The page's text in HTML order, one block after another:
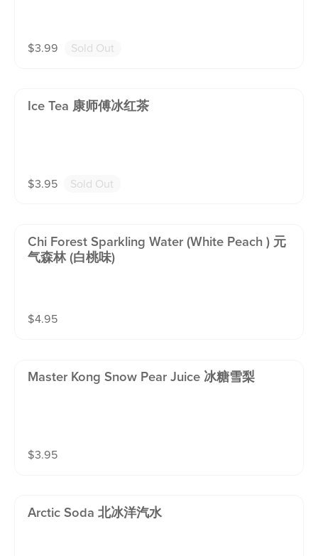
$3.99 Sold Out
Ice Tea 康师傅冰红茶
$3.95 Sold Out
Chi Forest Sparkling Water (white Peach ) 元
气森林 (白桃味)
$4.95
Master Kong Snow Pear Juice 冰糖雪梨
$3.95
Arctic Soda 北冰洋汽水